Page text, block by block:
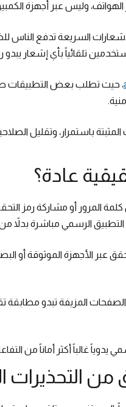
وليس عبر أجهزة
السريعة تدفع الناس
تلقائياً بأي إشعار يبدو
، حيث تطلب بعض التطبيقات
المثبتة باستمرار، وتقليل
عادة؟
المرور أو مشاركة رمز
الأجهزة الموثوقة أو
المزيفة تبدو مطابقة
غالباً أكثر أماناً من
التحذيرات